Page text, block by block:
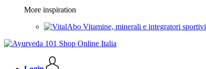
More inspiration
Vitamine, minerali e integratori sportivi